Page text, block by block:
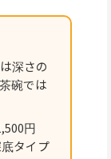
深さの
碗では
円
タイプ